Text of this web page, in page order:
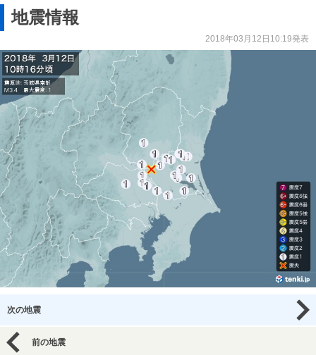
地震情報
2018年03月12日10:19発表
次の地震
前の地震